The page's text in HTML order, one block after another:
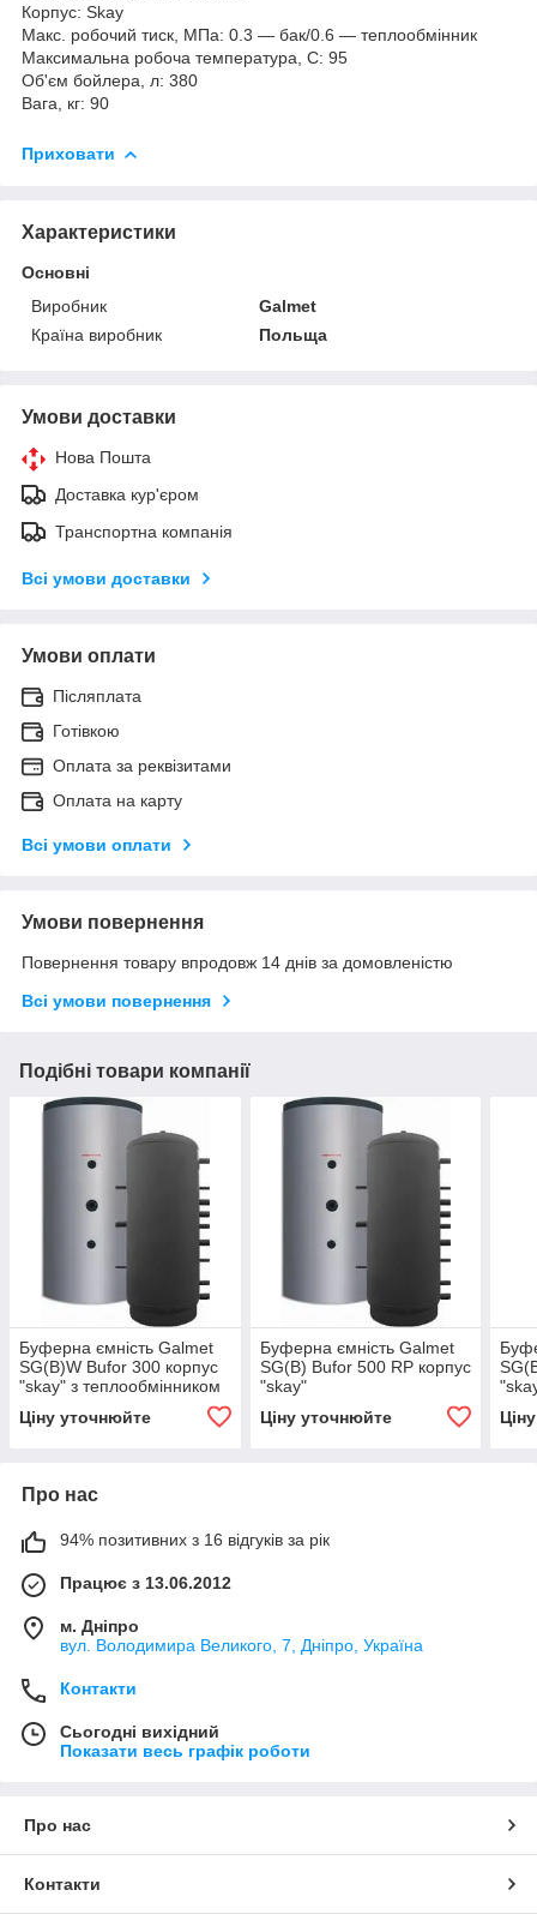
Корпус: Skay
Макс. робочий тиск, МПа: 0.3 — бак/0.6 — теплообмінник
Максимальна робоча температура, С: 95
Об'єм бойлера, л: 380
Вага, кг: 90
Приховати
Характеристики
Основні
Виробник
Galmet
Країна виробник
Польща
Умови доставки
Нова Пошта
Доставка кур'єром
Транспортна компанія
Всі умови доставки
Умови оплати
Післяплата
Готівкою
Оплата за реквізитами
Оплата на карту
Всі умови оплати
Умови повернення
Повернення товару впродовж 14 днів за домовленістю
Всі умови повернення
Подібні товари компанії
Буферна ємність Galmet
SG(B)W Bufor 300 корпус
"skay" з теплообмінником
Ціну уточнюйте
Буферна ємність Galmet
SG(B) Bufor 500 RP корпус
"skay"
Ціну уточнюйте
Про нас
94% позитивних з 16 відгуків за рік
Працює з 13.06.2012
м. Дніпро
вул. Володимира Великого, 7, Дніпро, Україна
Контакти
Сьогодні вихідний
Показати весь графік роботи
Про нас
Контакти